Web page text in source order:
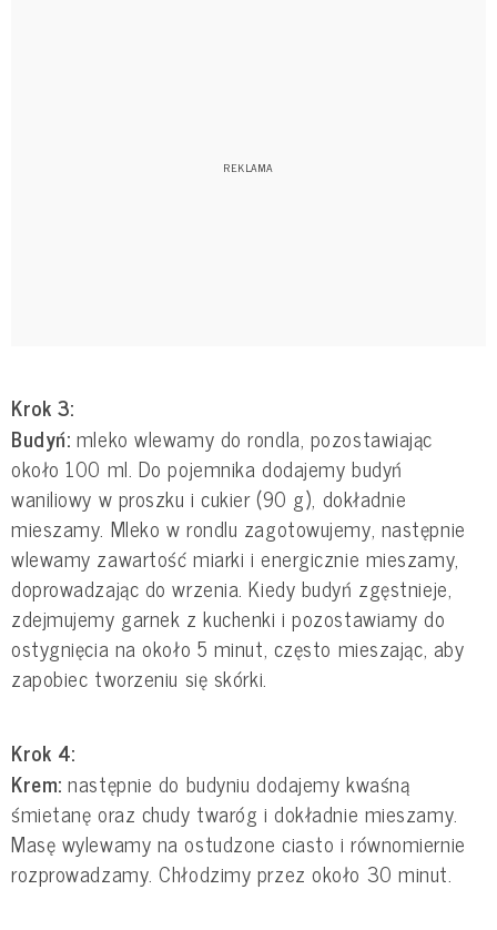
Krok 3:
Budyń: mleko wlewamy do rondla, pozostawiając
około 100 ml. Do pojemnika dodajemy budyń
waniliowy w proszku i cukier (90 g), dokładnie
mieszamy. Mleko w rondlu zagotowujemy, następnie
wlewamy zawartość miarki i energicznie mieszamy,
doprowadzając do wrzenia. Kiedy budyń zgęstnieje,
zdejmujemy garnek z kuchenki i pozostawiamy do
ostygnięcia na około 5 minut, często mieszając, aby
zapobiec tworzeniu się skórki.
Krok 4:
Krem: następnie do budyniu dodajemy kwaśną
śmietanę oraz chudy twaróg i dokładnie mieszamy.
Masę wylewamy na ostudzone ciasto i równomiernie
rozprowadzamy. Chłodzimy przez około 30 minut.